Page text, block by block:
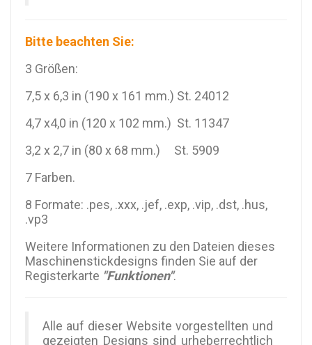
Bitte beachten Sie:
3 Größen:
7,5 x 6,3 in (190 x 161 mm.) St. 24012
4,7 x4,0 in (120 x 102 mm.) St. 11347
3,2 x 2,7 in (80 x 68 mm.) St. 5909
7 Farben.
8 Formate: .pes, .xxx, .jef, .exp, .vip, .dst, .hus,
.vp3
Weitere Informationen zu den Dateien dieses
Maschinenstickdesigns finden Sie auf der
Registerkarte "Funktionen".
Alle auf dieser Website vorgestellten und
gezeigten Designs sind urheberrechtlich